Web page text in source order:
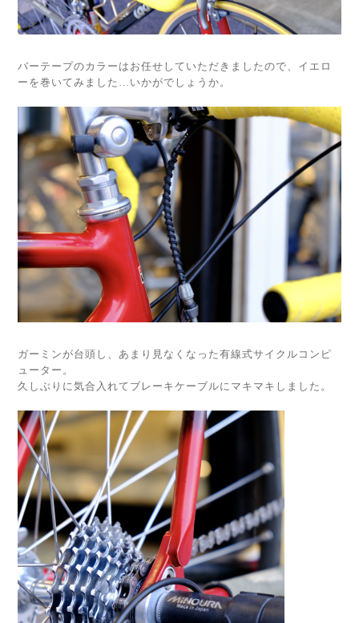
バーテープのカラーはお任せしていただきましたので、イエロ
ーを巻いてみました…いかがでしょうか。
ガーミンが台頭し、あまり見なくなった有線式サイクルコンピ
ューター。
久しぶりに気合入れてブレーキケーブルにマキマキしました。